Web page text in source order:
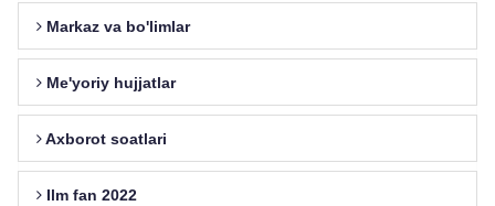
Markaz va bo'limlar
Me'yoriy hujjatlar
Axborot soatlari
Ilm fan 2022